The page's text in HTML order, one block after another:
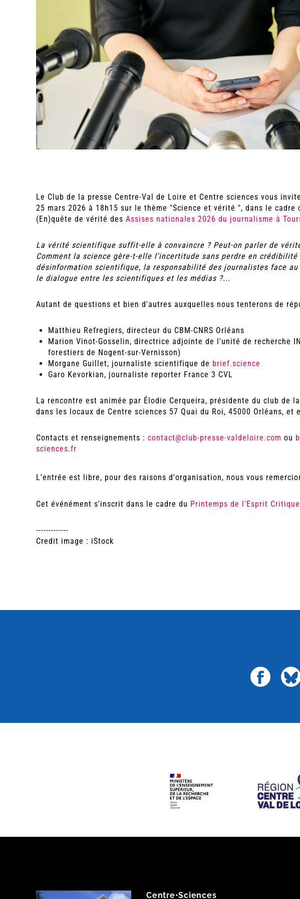
Le Club de la presse Centre-Val de Loire et Centre sciences vous
25 mars 2026 à 18h15 sur le thème "Science et vérité ", dans le cadre
(En)quête de vérité des Assises nationales 2026 du journalisme à
La vérité scientifique suffit-elle à convaincre ? Peut-on parler de
Comment la science gère-t-elle l'incertitude sans perdre en
désinformation scientifique, la responsabilité des journalistes face
le dialogue entre les scientifiques et les médias ?...
Autant de questions et bien d'autres auxquelles nous tenterons de
Matthieu Refregiers, directeur du CBM-CNRS Orléans
Marion Vinot-Gosselin, directrice adjointe de l'unité de recherche
forestiers de Nogent-sur-Vernisson)
Morgane Guillet, journaliste scientifique de brief.science
Garo Kevorkian, journaliste reporter France 3 CVL
La rencontre est animée par Élodie Cerqueira, présidente du club de
dans les locaux de Centre sciences 57 Quai du Roi, 45000 Orléans, et
Contacts et renseignements : contact@club-presse-valdeloire.com ou
sciences.fr
L'entrée est libre, pour des raisons d'organisation, nous vous
Cet événément s'inscrit dans le cadre du Printemps de l'Esprit Critique
-------------
Credit image : iStock
Centre•Sciences